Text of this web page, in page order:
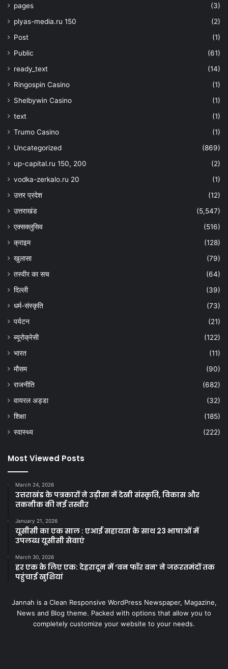
pages
(3)
plyas-media.ru 150
(2)
Post
(1)
Public
(61)
ready_text
(14)
Ringospin Casino
(1)
Shelbywin Casino
(1)
text
(1)
Trumo Casino
(1)
Uncategorized
(869)
up-capital.ru 150, 200
(2)
vodka-zerkalo.ru 20
(1)
उत्तर प्रदेश
(12)
उत्तराखंड
(5,547)
एक्सक्लुसिव
(516)
क्राइम
(128)
खुलासा
(79)
तस्वीर का सच
(64)
दिल्ली
(39)
धर्म-संस्कृति
(73)
पर्यटन
(21)
ब्यूरोक्रेसी
(122)
भारत
(11)
मौसम
(90)
राजनीति
(682)
वायरल अड्डा
(32)
शिक्षा
(185)
स्वास्थ्य
(222)
Most Viewed Posts
March 24, 2026
उत्तराखंड के पत्रकारों ने उड़ीसा में देखी संस्कृति, विकास और
तकनीक की नई तस्वीर
January 21, 2026
यूसीसी का एक साल : एआई सहायता के साथ 23 भाषाओं में
उपलब्ध यूसीसी सेवाएं
March 30, 2026
हर एक के लिए एक: देहरादून में ‘वन फॉर वन’ ने जरूरतमंदों तक
पहुंचाई खुशियां
Jannah is a Clean Responsive WordPress Newspaper, Magazine,
News and Blog theme. Packed with options that allow you to
completely customize your website to your needs.